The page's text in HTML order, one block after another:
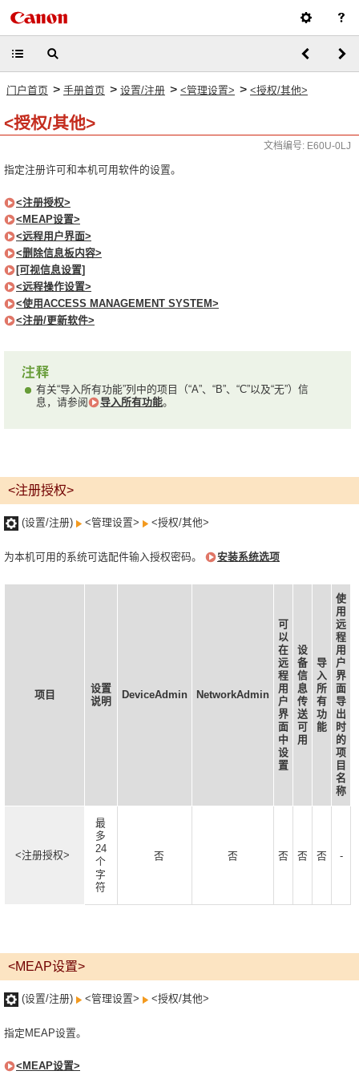
门户首页 > 手册首页 > 设置/注册 > <管理设置> > <授权/其他>
<授权/其他>
文档编号: E60U-0LJ
指定注册许可和本机可用软件的设置。
<注册授权>
<MEAP设置>
<远程用户界面>
<删除信息板内容>
[可视信息设置]
<远程操作设置>
<使用ACCESS MANAGEMENT SYSTEM>
<注册/更新软件>
有关“导入所有功能”列中的项目（“A”、“B”、“C”以及“无”）信
息，请参阅
导入所有功能。
<注册授权>
(设置/注册) <管理设置> <授权/其他>
为本机可用的系统可选配件输入授权密码。 安装系统选项
项目
设置
说明
DeviceAdmin NetworkAdmin
可
以
在
远
程
用
户
界
面
中
设
置
设
备
信
息
传
送
可
用
导
入
所
有
功
能
使
用
远
程
用
户
界
面
导
出
时
的
项
目
名
称
<注册授权>
最
多
24
个
字
符
否 否 否 否 否 -
<MEAP设置>
(设置/注册) <管理设置> <授权/其他>
指定MEAP设置。
<MEAP设置>